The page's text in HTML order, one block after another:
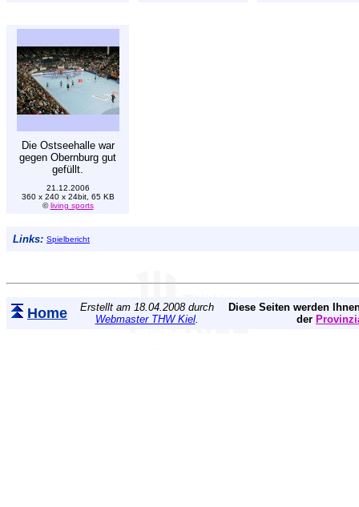
Die Ostseehalle war
gegen Obernburg gut
gefüllt.
21.12.2006
360 x 240 x 24bit, 65 KB
©living sports
Links: Spielbericht
Home
Erstellt am 18.04.2008 durch
Webmaster THW Kiel.
Diese Seiten werden
der